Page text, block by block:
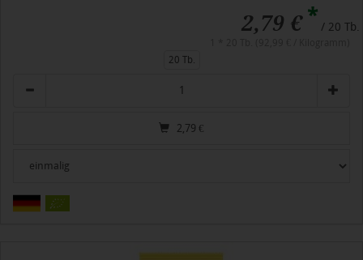
2,79 €* / 20 Tb.
20 Tb.
2,79 €